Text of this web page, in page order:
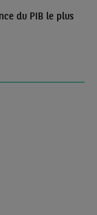
du PIB le plus